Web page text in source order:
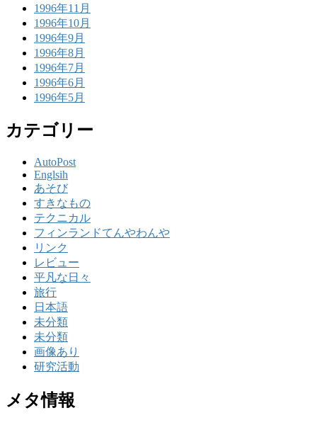
1996年11月
1996年10月
1996年9月
1996年8月
1996年7月
1996年6月
1996年5月
カテゴリー
AutoPost
Englsih
あそび
すきなもの
テクニカル
フィンランドてんやわんや
リンク
レビュー
平凡な日々
旅行
日本語
未分類
未分類
画像あり
研究活動
メタ情報